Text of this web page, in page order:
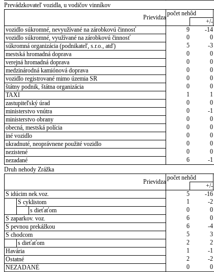
Prevádzkovateľ vozidla, u vodičov vinníkov
Prievidza
počet nehôd
+/-
vozidlo súkromné, nevyužívané na zárobkovú činnosť
9 -14
vozidlo súkromné, využívané na zárobkovú činnosť
0 0
súkromná organizácia (podnikateľ, s.r.o., atď)
5 -3
mestská hromadná doprava
0 0
verejná hromadná doprava
0 0
medzinárodná kamiónová doprava
0 0
vozidlo registrované mimo územia SR
0 0
štátny podnik, štátna organizácia
0 0
TAXI
1 1
zastupiteľský úrad
0 0
ministerstvo vnútra
0 -1
ministerstvo obrany
0 0
obecná, mestská polícia
0 0
iné vozidlo
0 0
ukradnuté, neoprávnene použité vozidlo
0 0
nezistené
0 0
nezadané
6 -1
Druh nehody Zrážka
Prievidza
počet nehôd
+/-
S idúcim nek.voz.
5 -16
S cyklistom
1 -2
s dieťaťom
0 0
S zaparkov. voz.
6 0
S pevnou prekážkou
6 -4
S chodcom
5 3
s dieťaťom
2 2
Havária
1 -1
Ostatné
2 -2
NEZADANÉ
0 0